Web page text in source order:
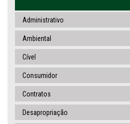
Administrativo
Ambiental
Cível
Consumidor
Contratos
Desapropriação